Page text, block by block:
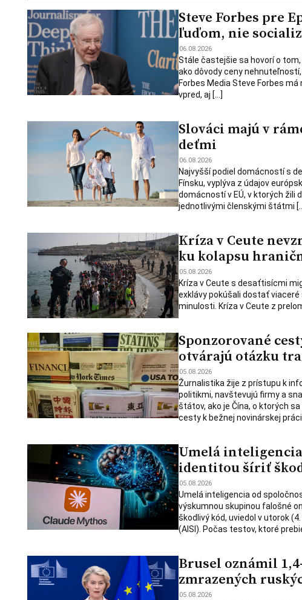
Steve Forbes pre
ľuďom, nie
06.08.2026
Stále častejšie sa hovorí o
ako dôvody ceny
Forbes Media Steve Forbes má
vpred, aj […]
Slováci majú v
deťmi
06.08.2026
Najvyšší podiel domácností s
Fínsku, vyplýva z údajov
domácností v EÚ, v ktorých žili
jednotlivými členskými štátmi
Kríza v Ceute
ku kolapsu
05.08.2026
Kríza v Ceute s desaťtisícmi
exklávy pokúšali dostať viaceré
minulosti. Kríza v Ceute z
Sponzorované
otvárajú otázku
05.08.2026
Žurnalistika žije z prístupu k
politikmi, navštevujú firmy a
štátov, ako je Čína, o ktorých
cesty k bežnej novinárskej
Umelá
identitou šíriť
05.08.2026
Umelá inteligencia od
výskumnou skupinou falošné
škodlivý kód, uviedol v utorok
(AISI). Počas testov, ktoré
Brusel oznámil
zmrazených
05.08.2026